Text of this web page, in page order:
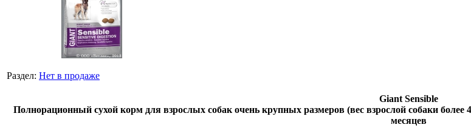
Раздел: Нет в продаже
Giant Sensible
Полнорационный сухой корм для взрослых собак очень крупных размеров (вес взрослой собаки более
месяцев